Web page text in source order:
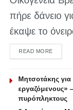
πήρε δάνειο
έκαψε το
READ MOREDETAILS
Μητσοτάκης για
εργαζόμενους»
πυρόπληκτους